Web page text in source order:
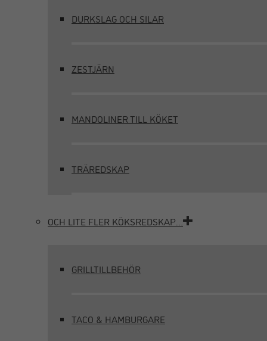
DURKSLAG OCH SILAR
ZESTJÄRN
MANDOLINER TILL KÖKET
TRÄREDSKAP
OCH LITE FLER KÖKSREDSKAP…
GRILLTILLBEHÖR
TACO & HAMBURGARE